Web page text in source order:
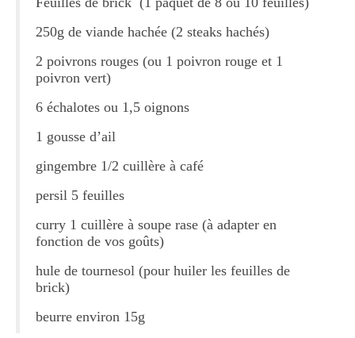
Légumes
Pâtes Riz Polenta
Tartes Pizzas Croq’
Viandes
Desserts
Bavarois Charlottes Mousses
Cakes Cheesecakes Pancakes
Caramel Compotes Confitures
250g de viande hachée (2 steaks hachés)
2 poivrons rouges (ou 1 poivron rouge et 1
poivron vert)
6 échalotes ou 1,5 oignons
1 gousse d’ail
gingembre 1/2 cuillère à café
persil 5 feuilles
curry 1 cuillère à soupe rase (à adapter en
fonction de vos goûts)
hule de tournesol (pour huiler les feuilles de
brick)
beurre environ 15g